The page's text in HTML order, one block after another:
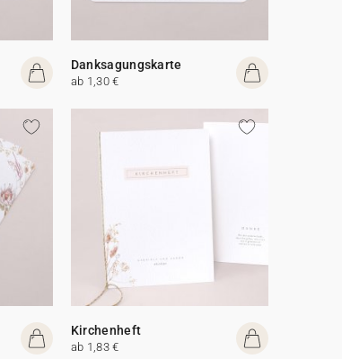
Danksagungskarte
ab 1,30 €
Kirchenheft
ab 1,83 €